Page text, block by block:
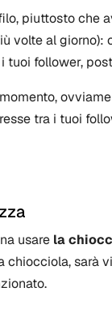
piuttosto che
volte al giorno):
follower,
tra i tuoi
usarela
chiocciola, sarà